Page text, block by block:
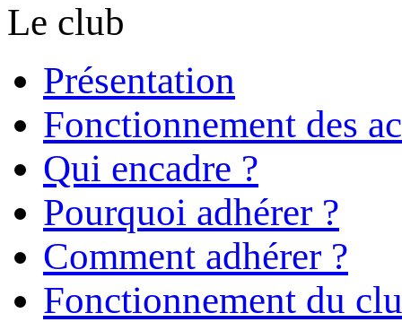
Le club
Présentation
Fonctionnement des
Qui encadre ?
Pourquoi adhérer ?
Comment adhérer ?
Fonctionnement du